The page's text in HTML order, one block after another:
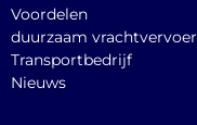
Voordelen
duurzaam vrachtvervoer
Transportbedrijf
Nieuws